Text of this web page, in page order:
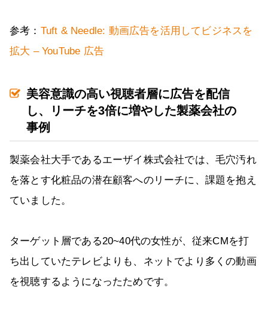
参考： Tuft & Needle: 動画広告を活用してビジネスを
拡大 – YouTube 広告
美容意識の高い視聴者層に広告を配信
し、リーチを3倍に増やした製薬会社の
事例
製薬会社大手であるエーザイ株式会社では、毛穴汚れ
を落とす化粧品の潜在顧客へのリーチに、課題を抱え
ていました。
ターゲット層である20~40代の女性が、従来CMを打
ち出していたテレビよりも、ネットでより多くの動画
を視聴するようになったためです。